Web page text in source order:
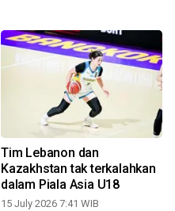
Tim Lebanon dan
Kazakhstan tak terkalahkan
dalam Piala Asia U18
15 July 2026 7:41 WIB